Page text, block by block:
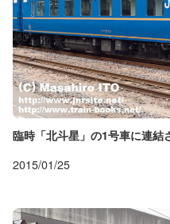
臨時「北斗星」の1号車に連結
2015/01/25